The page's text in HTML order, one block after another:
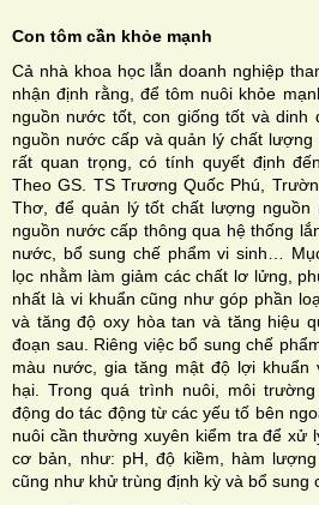
Con tôm cần khỏe mạnh
Cả nhà khoa học lẫn doanh nghiệp
nhận định rằng, để tôm nuôi khỏe
nguồn nước tốt, con giống tốt và
nguồn nước cấp và quản lý chất
rất quan trọng, có tính quyết định
Theo GS. TS Trương Quốc Phú,
Thơ, để quản lý tốt chất lượng
nguồn nước cấp thông qua hệ thống
nước, bổ sung chế phẩm vi sinh…
lọc nhằm làm giảm các chất lơ lửng,
nhất là vi khuẩn cũng như góp phần
và tăng độ oxy hòa tan và tăng hiệu
đoạn sau. Riêng việc bổ sung chế
màu nước, gia tăng mật độ lợi khuẩn
hại. Trong quá trình nuôi, môi
động do tác động từ các yếu tố bên
nuôi cần thường xuyên kiểm tra để xử
cơ bản, như: pH, độ kiềm, hàm
cũng như khử trùng định kỳ và bổ sung